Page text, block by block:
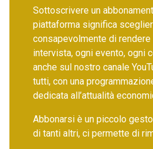
Sottoscrivere un
piattaforma significa
consapevolmente di
intervista, ogni evento, ogni
anche sul nostro canale
tutti, con una
dedicata all’attualità
Abbonarsi è un piccolo
di tanti altri, ci permette di